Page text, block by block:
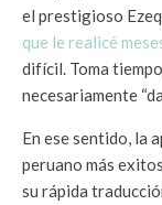
el prestigioso
que le realicé
difícil. Toma
necesariamente
En ese sentido, la
peruano más
su rápida